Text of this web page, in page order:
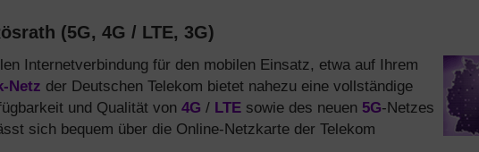
(5G, 4G / LTE, 3G)
Internetverbindung für den mobilen Einsatz, etwa auf Ihrem
Netz der Deutschen Telekom bietet nahezu eine vollständige
und Qualität von 4G / LTE sowie des neuen 5G-Netzes
sich bequem über die Online-Netzkarte der Telekom